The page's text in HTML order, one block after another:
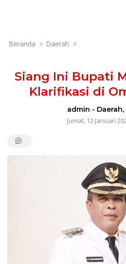
Beranda Daerah
Siang Ini Bupati
Klarifikasi di
admin - Daerah,
Jumat, 12 Januari